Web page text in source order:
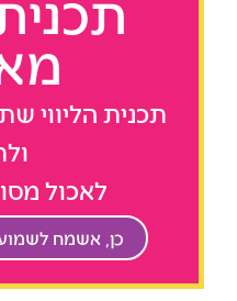
תכנית הליווי
לאכול
כן, אשמח